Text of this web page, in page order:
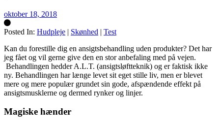
oktober 18, 2018
Posted In: Hudpleje | Skønhed | Test
Kan du forestille dig en ansigtsbehandling uden produkter? Det har
jeg fået og vil gerne give den en stor anbefaling med på vejen.
Behandlingen hedder A.L.T. (ansigtsløftteknik) og er faktisk ikke
ny. Behandlingen har længe levet sit eget stille liv, men er blevet
mere og mere populær grundet sin gode, afspændende effekt på
ansigtsmusklerne og dermed rynker og linjer.
Magiske hænder